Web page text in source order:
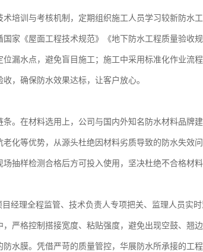
培训与考核机制，定期组织施工人员学习较新防水
家《屋面工程技术规范》《地下防水工程质量验收规
漏水点，避免盲目施工；施工中采用标准化作业流
，确保防水效果达标，让客户放心。
。在材料选用上，公司与国内外知名防水材料品牌
化等优势，从源头杜绝因材料劣质导致的防水失效
抽样检测合格后方可投入使用，坚决杜绝不合格材料
经理全程监管、技术负责人专项把关、监理人员实
严格控制搭接宽度、粘贴强度，避免出现空鼓、翘
水膜。凭借严苛的质量管控，华展防水所承接的工